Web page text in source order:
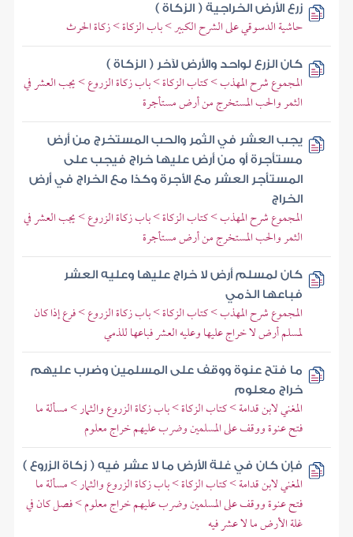
زرع الأرض الخراجية ( الزكاة )
حاشية الدسوقي على الشرح الكبير > باب الزكاة > زكاة الحرث
كان الزرع لواحد والأرض لآخر ( الزكاة )
المجموع شرح المهذب > كتاب الزكاة > باب زكاة الزروع > يجب العشر في
الثمر والحب المستخرج من أرض مستأجرة
يجب العشر في الثمر والحب المستخرج من أرض
مستأجرة أو من أرض عليها خراج فيجب على
المستأجر العشر مع الأجرة وكذا مع الخراج في أرض
الخراج
المجموع شرح المهذب > كتاب الزكاة > باب زكاة الزروع > يجب العشر في
الثمر والحب المستخرج من أرض مستأجرة
كان لمسلم أرض لا خراج عليها وعليه العشر
فباعها الذمي
المجموع شرح المهذب > كتاب الزكاة > باب زكاة الزروع > فرع إذا كان
لمسلم أرض لا خراج عليها وعليه العشر فباعها للذمي
ما فتح عنوة ووقف على المسلمين وضرب عليهم
خراج معلوم
المغني لابن قدامة > كتاب الزكاة > باب زكاة الزروع والثمار > مسألة ما
فتح عنوة ووقف على المسلمين وضرب عليهم خراج معلوم
فإن كان في غلة الأرض ما لا عشر فيه ( زكاة الزروع )
المغني لابن قدامة > كتاب الزكاة > باب زكاة الزروع والثمار > مسألة ما
فتح عنوة ووقف على المسلمين وضرب عليهم خراج معلوم > فصل كان في
غلة الأرض ما لا عشر فيه